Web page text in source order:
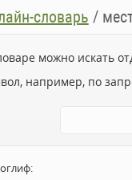
словарь /
можно искать
например, по